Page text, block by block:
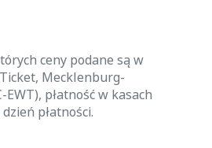
ceny podane są w
Mecklenburg-
płatność w kasach
płatności.